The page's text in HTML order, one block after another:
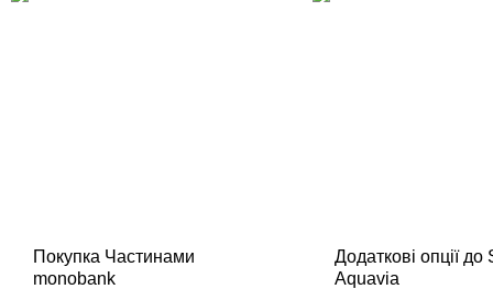
Покупка Частинами
monobank
Додаткові опції
Aquavia